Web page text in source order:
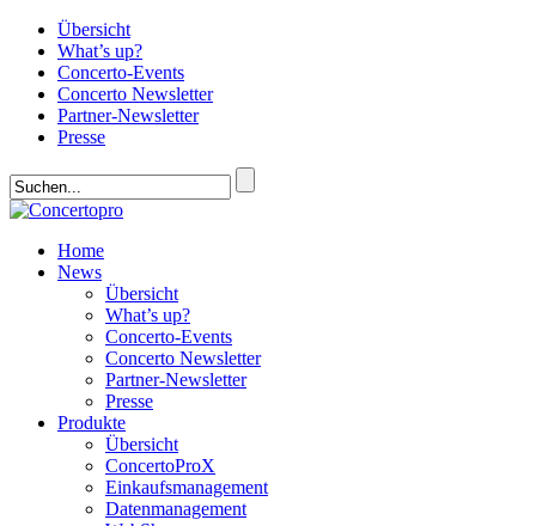
Übersicht
What’s up?
Concerto-Events
Concerto Newsletter
Partner-Newsletter
Presse
Home
News
Übersicht
What’s up?
Concerto-Events
Concerto Newsletter
Partner-Newsletter
Presse
Produkte
Übersicht
ConcertoProX
Einkaufsmanagement
Datenmanagement